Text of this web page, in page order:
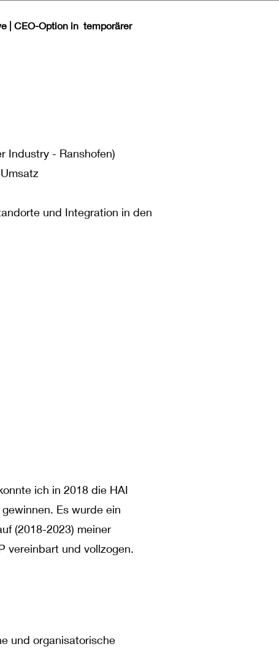
| CEO-Option in temporärer
Industry - Ranshofen)
und Integration in den
ich in 2018 die HAI
Es wurde ein
(2018-2023) meiner
vereinbart und vollzogen.
und organisatorische